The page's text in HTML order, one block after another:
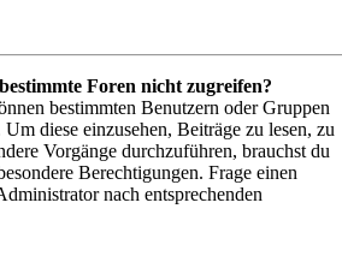
Foren nicht zugreifen?
bestimmten Benutzern oder Gruppen
diese einzusehen, Beiträge zu lesen, zu
Vorgänge durchzuführen, brauchst du
Berechtigungen. Frage einen
nach entsprechenden